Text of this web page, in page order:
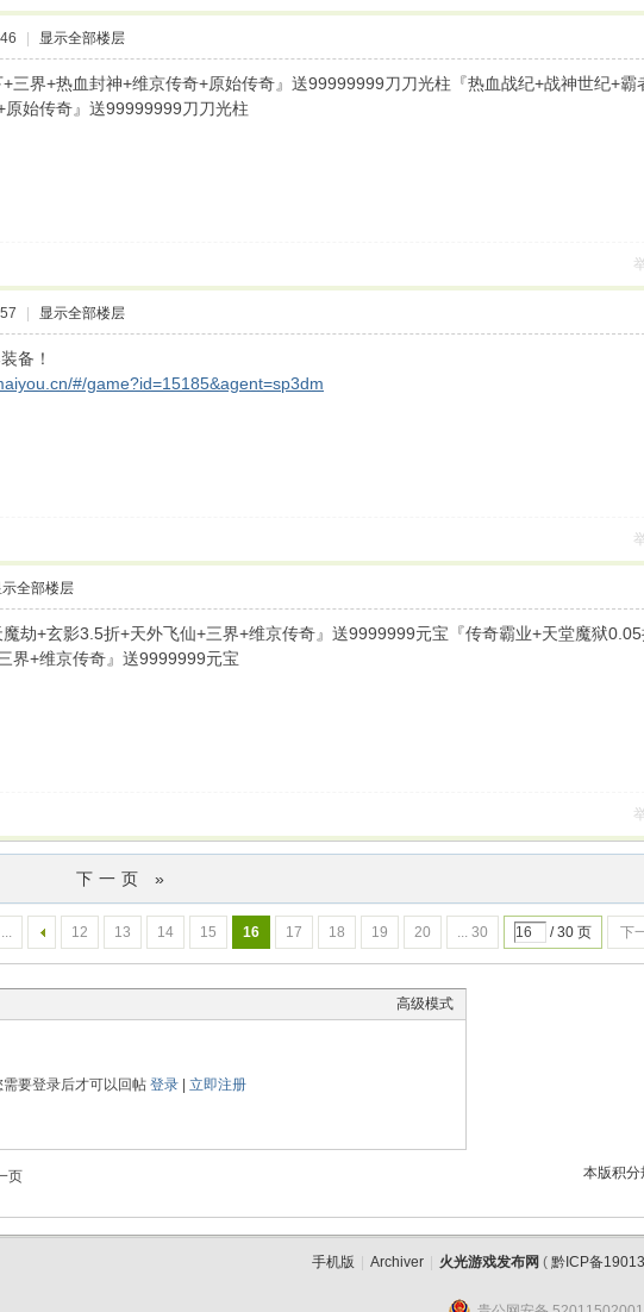
显示全部楼层
+三界+热血封神+维京传奇+原始传奇』送99999999刀刀光柱『热血战纪+战神世纪+霸
始传奇』送99999999刀刀光柱
显示全部楼层
备！
#/game?id=15185&agent=sp3dm
示全部楼层
魔劫+玄影3.5折+天外飞仙+三界+维京传奇』送9999999元宝『传奇霸业+天堂魔狱
界+维京传奇』送9999999元宝
下一页 »
12 13 14 15 16 17 18 19 20 ... 30 / 30 页 下
高级模式
需要登录后才可以回帖 登录| 立即注册
本版积分
页
手机版 Archiver 火光游戏发布网 ( 黔ICP备